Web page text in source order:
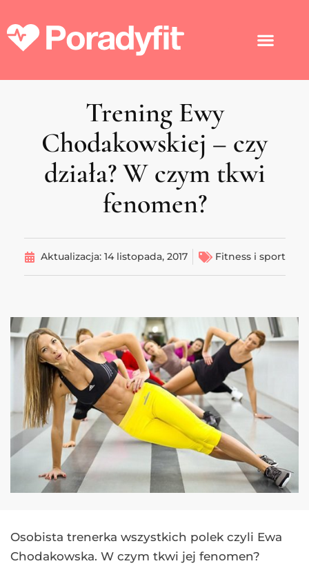
Trening Ewy
Chodakowskiej – czy
działa? W czym tkwi
fenomen?
Aktualizacja: 14 listopada, 2017 Fitness i sport
Osobista trenerka wszystkich polek czyli Ewa
Chodakowska. W czym tkwi jej fenomen?